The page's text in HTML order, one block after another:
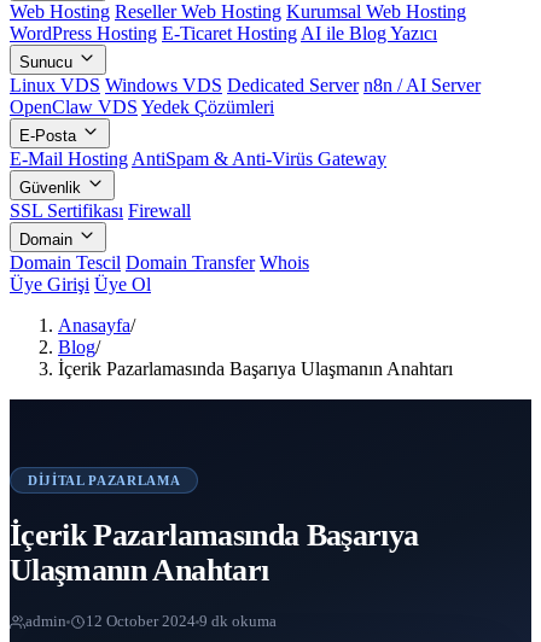
Web Hosting Reseller Web Hosting Kurumsal Web Hosting
WordPress Hosting E-Ticaret Hosting AI ile Blog Yazıcı
Sunucu
Linux VDS Windows VDS Dedicated Server n8n / AI Server
OpenClaw VDS Yedek Çözümleri
E-Posta
E-Mail Hosting AntiSpam & Anti-Virüs Gateway
Güvenlik
SSL Sertifikası Firewall
Domain
Domain Tescil Domain Transfer Whois
Üye Girişi Üye Ol
Anasayfa/
Blog/
İçerik Pazarlamasında Başarıya Ulaşmanın Anahtarı
DIJITAL PAZARLAMA
İçerik Pazarlamasında Başarıya
Ulaşmanın Anahtarı
admin 12 October 2024 9 dk okuma